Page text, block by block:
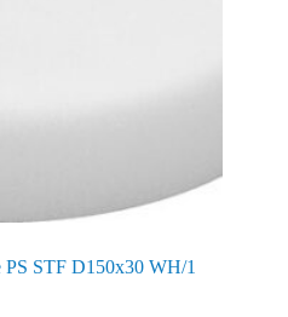
PS STF D150x30 WH/1